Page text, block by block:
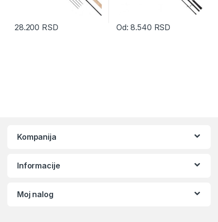
28.200 RSD Od:8.540 RSD
Kompanija
Informacije
Moj nalog